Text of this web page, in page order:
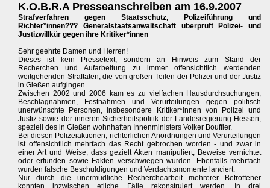
K.O.B.R.A Presseanschreiben am 16.9.2007
Strafverfahren gegen Staatsschutz, Polizeiführung und
Richter*innen??? Generalstaatsanwaltschaft überprüft Polizei- und
Justizwillkür gegen ihre Kritiker*innen
Sehr geehrte Damen und Herren!
Dieses ist kein Pressetext, sondern an Hinweis zum Stand der
Recherchen und Aufarbeitung zu immer offensichtlich werdenden
weitgehenden Straftaten, die von großen Teilen der Polizei und der Justiz
in Gießen aufgingen.
Zwischen 2002 und 2006 kam es zu vielfachen Hausdurchsuchungen,
Beschlagnahmen, Festnahmen und Verurteilungen gegen politisch
unerwünschte Personen, insbesondere Kritiker*innen von Polizei und
Justiz sowie der inneren Sicherheitspolitik der Landesregierung Hessen,
speziell des in Gießen wohnhaften Innenministers Volker Bouffier.
Bei diesen Polizeiaktionen, richterlichen Anordnungen und Verurteilungen
ist offensichtlich mehrfach das Recht gebrochen worden - und zwar in
einer Art und Weise, dass gezielt Akten manipuliert, Beweise vernichtet
oder erfunden sowie Fakten verschwiegen wurden. Ebenfalls mehrfach
wurden falsche Beschuldigungen und Verdachtsmomente lanciert.
Nur durch die unermüdliche Recherchearbeit mehrerer Betroffener